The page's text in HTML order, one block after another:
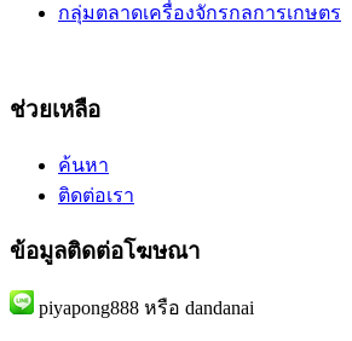
กลุ่มตลาดเครื่องจักรกลการเกษตร
ช่วยเหลือ
ค้นหา
ติดต่อเรา
ข้อมูลติดต่อโฆษณา
piyapong888 หรือ dandanai